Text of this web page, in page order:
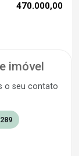
470.000,00
imóvel
o seu contato